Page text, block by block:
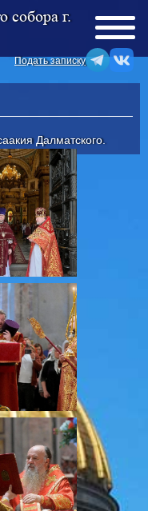
собора г.
Подать записку
Далматского.